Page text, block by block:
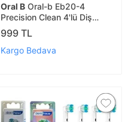
Oral B Oral-b Eb20-4
Precision Clean 4'lü Diş
Fırçası Yedek Başlığı
999 TL
Kargo Bedava